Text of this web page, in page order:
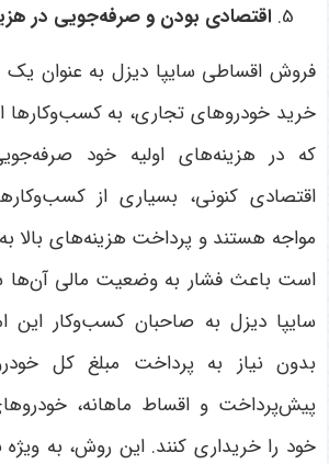
اقتصادی بودن و صرفه‌جویی در
فروش اقساطی سایپا دیزل به عنوان
خرید خودروهای تجاری، به کسب‌وکارها
که در هزینه‌های اولیه خود
اقتصادی کنونی، بسیاری از
مواجه هستند و پرداخت هزینه‌های
است باعث فشار به وضعیت مالی
سایپا دیزل به صاحبان کسب‌وکار این
بدون نیاز به پرداخت مبلغ کل
پیش‌پرداخت و اقساط ماهانه،
خود را خریداری کنند. این روش، به